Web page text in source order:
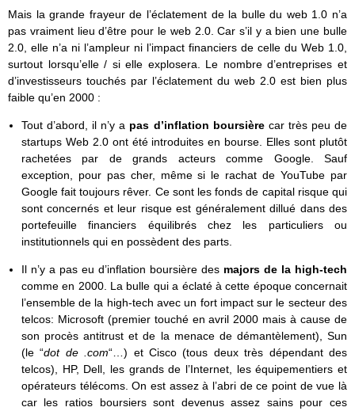
Mais la grande frayeur de l’éclatement de la bulle du web 1.0 n’a
pas vraiment lieu d’être pour le web 2.0. Car s’il y a bien une bulle
2.0, elle n’a ni l’ampleur ni l’impact financiers de celle du Web 1.0,
surtout lorsqu’elle / si elle explosera. Le nombre d’entreprises et
d’investisseurs touchés par l’éclatement du web 2.0 est bien plus
faible qu’en 2000 :
Tout d’abord, il n’y a pas d’inflation boursière car très peu de
startups Web 2.0 ont été introduites en bourse. Elles sont plutôt
rachetées par de grands acteurs comme Google. Sauf
exception, pour pas cher, même si le rachat de YouTube par
Google fait toujours rêver. Ce sont les fonds de capital risque qui
sont concernés et leur risque est généralement dillué dans des
portefeuille financiers équilibrés chez les particuliers ou
institutionnels qui en possèdent des parts.
Il n’y a pas eu d’inflation boursière des majors de la high-tech
comme en 2000. La bulle qui a éclaté à cette époque concernait
l’ensemble de la high-tech avec un fort impact sur le secteur des
telcos: Microsoft (premier touché en avril 2000 mais à cause de
son procès antitrust et de la menace de démantèlement), Sun
(le “dot de .com“…) et Cisco (tous deux très dépendant des
telcos), HP, Dell, les grands de l’Internet, les équipementiers et
opérateurs télécoms. On est assez à l’abri de ce point de vue là
car les ratios boursiers sont devenus assez sains pour ces